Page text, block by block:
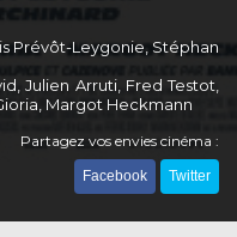
Prévôt-Leygonie, Stéphan
Julien Arruti, Fred Testot,
Margot Heckmann
Partagez vos envies cinéma :
Facebook Twitter